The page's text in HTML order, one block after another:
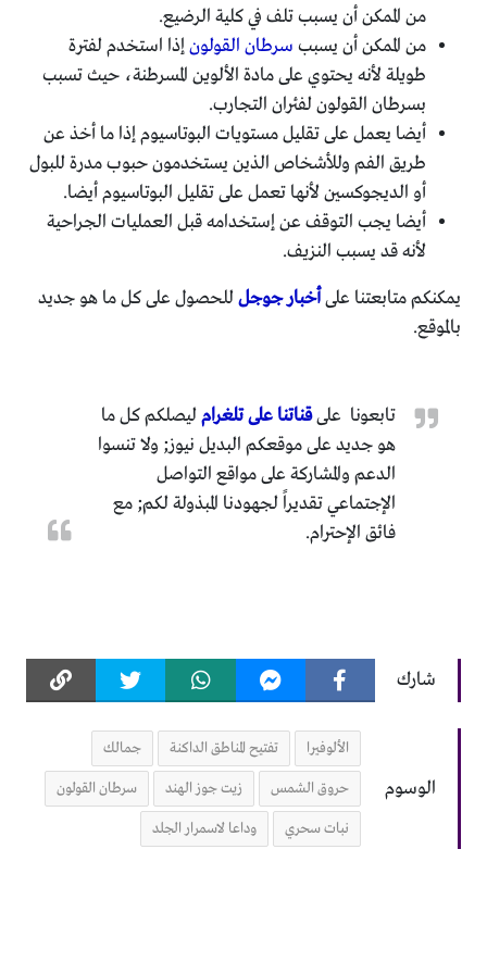
من الممكن أن يسبب تلف في كلية الرضيع.
من الممكن أن يسبب سرطان القولونإذا استخدم لفترة
طويلة لأنه يحتوي على مادة الألوين المسرطنة، حيث تسبب
بسرطان القولون لفئران التجارب.
أيضا يعمل على تقليل مستويات البوتاسيوم إذا ما أخذ عن
طريق الفم وللأشخاص الذين يستخدمون حبوب مدرة للبول
أو الديجوكسين لأنها تعمل على تقليل البوتاسيوم أيضا.
أيضا يجب التوقف عن إستخدامه قبل العمليات الجراحية
لأنه قد يسبب النزيف.
يمكنكم متابعتنا علىأخبار جوجلللحصول على كل ما هو جديد
بالموقع.
تابعونا علىقناتنا على تلغرامليصلكم كل ما
هو جديد على موقعكم البديل نيوز; ولا تنسوا
الدعم والمشاركة على مواقع التواصل
الإجتماعي تقديراً لجهودنا المبذولة لكم; مع
فائق الإحترام.
شارك
الوسوم
الألوفيرا تفتيح المناطق الداكنة جمالك
حروق الشمس زيت جوز الهند سرطان القولون
نبات سحري وداعا لاسمرار الجلد